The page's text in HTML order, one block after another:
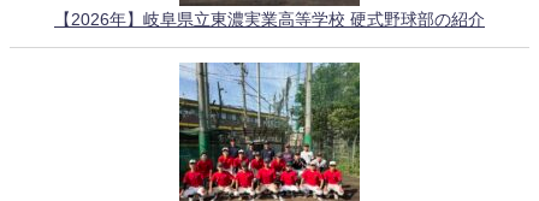
【2026年】岐阜県立東濃実業高等学校 硬式野球部の紹介